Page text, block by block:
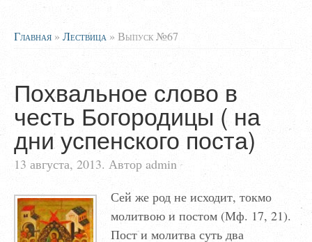
Главная » Лествица » Выпуск №67
Похвальное слово в
честь Богородицы ( на
дни успенского поста)
13 августа, 2013. Автор admin
Сей же род не исходит, токмо
молитвою и постом (Мф. 17, 21).
Пост и молитва суть два